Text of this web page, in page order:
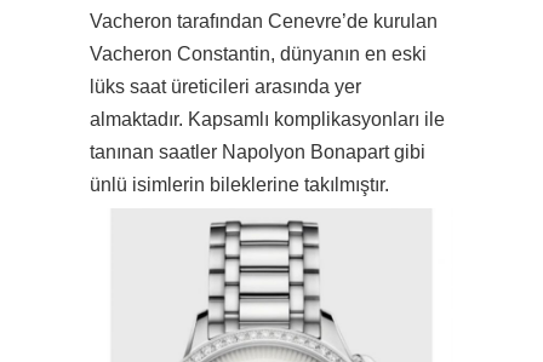
Vacheron tarafından Cenevre’de kurulan
Vacheron Constantin, dünyanın en eski
lüks saat üreticileri arasında yer
almaktadır. Kapsamlı komplikasyonları ile
tanınan saatler Napolyon Bonapart gibi
ünlü isimlerin bileklerine takılmıştır.